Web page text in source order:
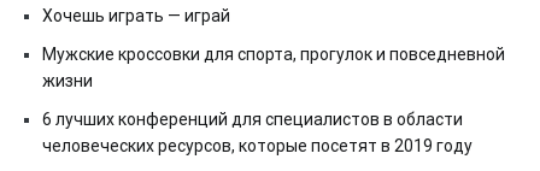
Хочешь играть — играй
Мужские кроссовки для спорта, прогулок и повседневной
жизни
6 лучших конференций для специалистов в области
человеческих ресурсов, которые посетят в 2019 году